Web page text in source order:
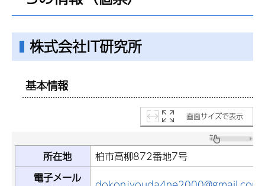
株式会社IT研究所
基本情報
画面サイズで表示
所在地
柏市高柳872番地7号
電子メール